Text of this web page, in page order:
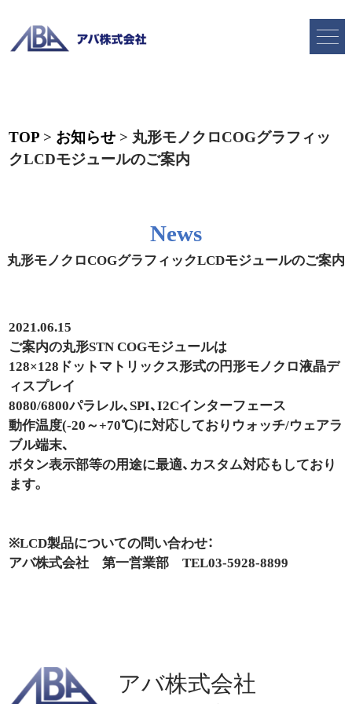
TOP > お知らせ > 丸形モノクロCOGグラフィッ
クLCDモジュールのご案内
News
丸形モノクロCOGグラフィックLCDモジュールのご案内
2021.06.15
ご案内の丸形STN COGモジュールは
128×128ドットマトリックス形式の円形モノクロ液晶デ
ィスプレイ
8080/6800パラレル、SPI、I2Cインターフェース
動作温度(-20～+70℃)に対応しておりウォッチ/ウェアラ
ブル端末、
ボタン表示部等の用途に最適、カスタム対応もしており
ます。
※LCD製品についての問い合わせ：
アバ株式会社 第一営業部 TEL03-5928-8899
アバ株式会社